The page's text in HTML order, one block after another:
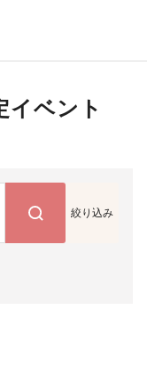
イベント
絞り込み